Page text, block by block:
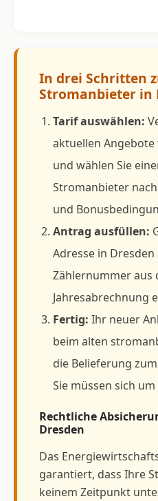
In drei Schritten
Stromanbieter in
Tarif auswählen:
aktuellen Angebote
und wählen Sie
Stromanbieter
und
Antrag ausfüllen:
Adresse in
Zählernummer aus
Jahresabrechnung
Fertig: Ihr neuer
beim alten
die Belieferung
Sie müssen sich
Rechtliche
Dresden
Das
garantiert, dass Ihre
keinem Zeitpunkt